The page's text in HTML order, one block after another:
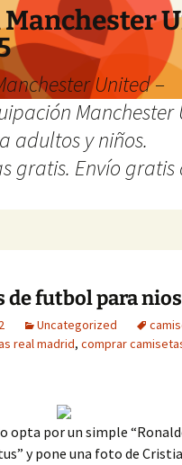
Manchester
United –
Manchester
adultos y niños.
gratis. Envío gratis
de futbol para nios
Uncategorized
real madrid, comprar
opta por un simple
y pone una foto de